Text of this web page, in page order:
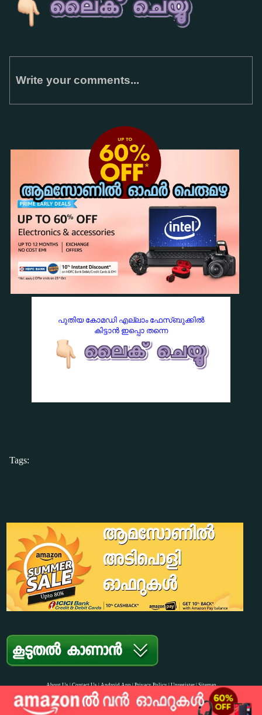
Write your comments...
പുതിയ കോമഡി എല്ലാം ഫേസ്ബുക്കില്‍
കിട്ടാന്‍ ഇപ്പൊ തന്നെ
Tags:
About Us | Contact Us | Android App |Privacy Policy| Unregister | Sitemap
Copyright © 2012-2026 JokesMalayalam.com. All Rights Reserved